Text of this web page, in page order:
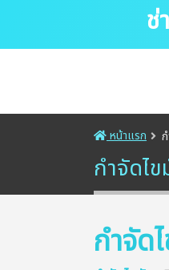
ช่
หน้าแรก
กำจัดไ
กำจัด